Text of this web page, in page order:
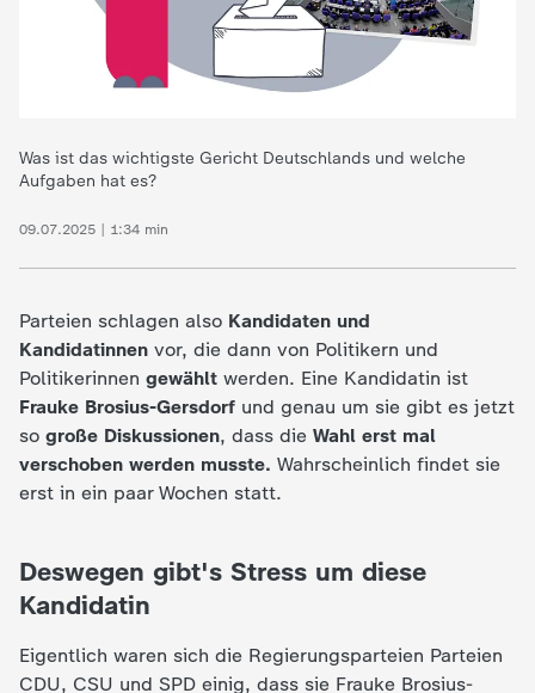
d
e
Z
D
Was ist das wichtigste Gericht Deutschlands und welche
Aufgaben hat es?
09.07.2025 | 1:34 min
Parteien schlagen also Kandidaten und
Kandidatinnen vor, die dann von Politikern und
Politikerinnen gewählt werden. Eine Kandidatin ist
Frauke Brosius-Gersdorf und genau um sie gibt es jetzt
so große Diskussionen, dass die Wahl erst mal
verschoben werden musste. Wahrscheinlich findet sie
erst in ein paar Wochen statt.
Deswegen gibt's Stress um diese
Kandidatin
Eigentlich waren sich die Regierungsparteien Parteien
CDU, CSU und SPD einig, dass sie Frauke Brosius-